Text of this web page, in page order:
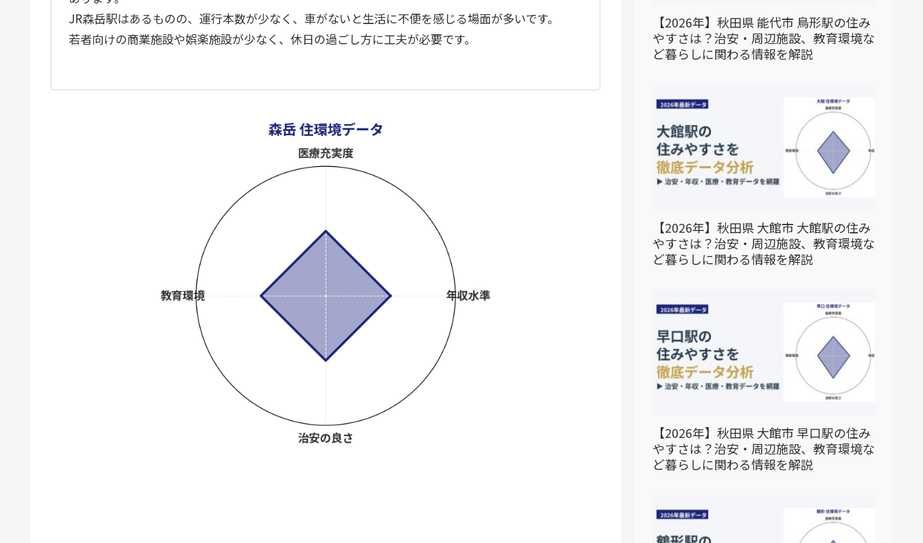
JR森岳駅はあるものの、運行本数が少なく、車がないと生活に不便を感じる場面が多いです。
若者向けの商業施設や娯楽施設が少なく、休日の過ごし方に工夫が必要です。
【2026年】秋田県 能代市 鳥形駅の住み
やすさは？治安・周辺施設、教育環境な
ど暮らしに関わる情報を解説
【2026年】秋田県 大館市 大館駅の住み
やすさは？治安・周辺施設、教育環境な
ど暮らしに関わる情報を解説
【2026年】秋田県 大館市 早口駅の住み
やすさは？治安・周辺施設、教育環境な
ど暮らしに関わる情報を解説